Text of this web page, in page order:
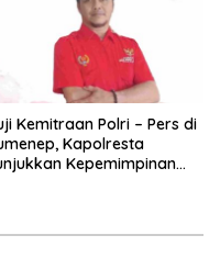
Kemitraan Polri – Pers di
Kapolresta
Kepemimpinan